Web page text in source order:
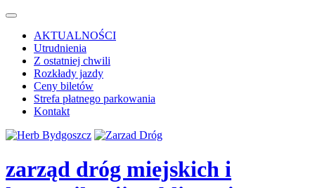
AKTUALNOŚCI
Utrudnienia
Z ostatniej chwili
Rozkłady jazdy
Ceny biletów
Strefa płatnego parkowania
Kontakt
zarząd dróg miejskich i